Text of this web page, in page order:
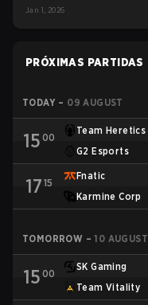
Jan 1, 2026
PRÓXIMAS PARTIDAS
TODAY – 09 AUGUST
15 00
Team Heretics
G2 Esports
17 15
Fnatic
Karmine Corp
TOMORROW – 10 AUGUST
15 00
SK Gaming
Team Vitality